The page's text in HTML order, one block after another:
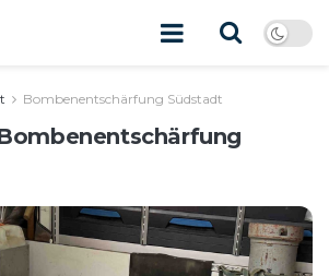
Bombenentschärfung Südstadt